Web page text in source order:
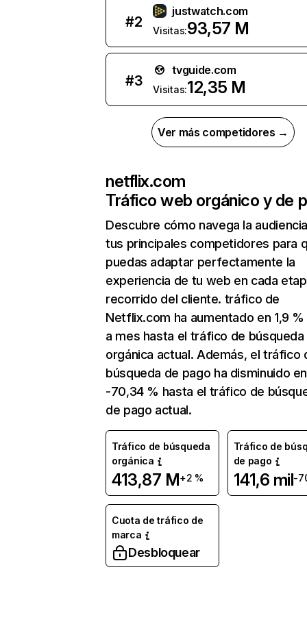
#2
justwatch.com
Visitas:93,57 M
#3
tvguide.com
Visitas:12,35 M
Ver más competidores →
netflix.com
Tráfico web orgánico y de
Descubre cómo navega la
tus principales competidores para
puedas adaptar perfectamente la
experiencia de tu web en cada
recorrido del cliente. tráfico de
Netflix.com ha aumentado en 1,9
a mes hasta el tráfico de búsqueda
orgánica actual. Además, el tráfico
búsqueda de pago ha disminuido en
-70,34 % hasta el tráfico de
de pago actual.
Tráfico de búsqueda
orgánica
413,87 M+2 %
Tráfico de
de pago
141,6 mil-
Cuota de tráfico de
marca
Desbloquear